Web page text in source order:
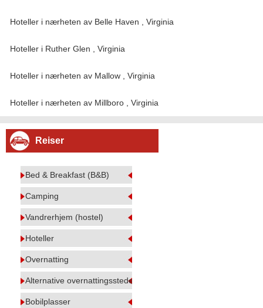
Hoteller i nærheten av Belle Haven , Virginia
Hoteller i Ruther Glen , Virginia
Hoteller i nærheten av Mallow , Virginia
Hoteller i nærheten av Millboro , Virginia
Reiser
Bed & Breakfast (B&B)
Camping
Vandrerhjem (hostel)
Hoteller
Overnatting
Alternative overnattingssteder
Bobilplasser